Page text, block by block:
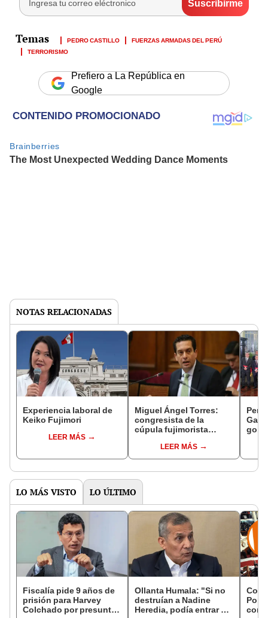
PEDRO CASTILLO
FUERZAS ARMADAS DEL PERÚ
TERRORISMO
Prefiero a La República en
Google
NOTAS RELACIONADAS
Experiencia laboral de
Keiko Fujimori
LEER MÁS
Miguel Ángel Torres:
congresista de la
cúpula fujimorista
del SenadoLEER MÁS
LO MÁS VISTO LO ÚLTIMO
Fiscalía pide 9 años de
prisión para Harvey
Colchado por presunta
Ollanta Humala: "Si no
destruían a Nadine
Heredia, podía entrar en